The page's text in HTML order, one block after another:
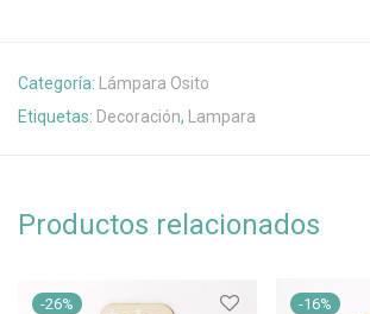
Categoría:
Lámpara Osito
Etiquetas: Decoración, Lampara
Productos relacionados
-26% -16%